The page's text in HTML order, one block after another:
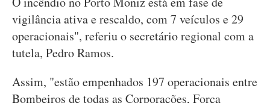
vigilância ativa e rescaldo, com 7 veículos e 29
operacionais", referiu o secretário regional com a
tutela, Pedro Ramos.
Assim, "estão empenhados 197 operacionais entre
Bombeiros de todas as Corporações, Força